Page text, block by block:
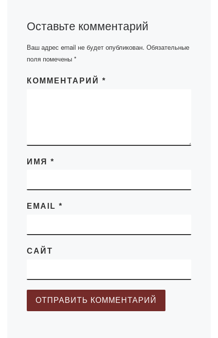
Оставьте комментарий
Ваш адрес email не будет опубликован. Обязательные
поля помечены *
КОММЕНТАРИЙ *
ИМЯ *
EMAIL *
САЙТ